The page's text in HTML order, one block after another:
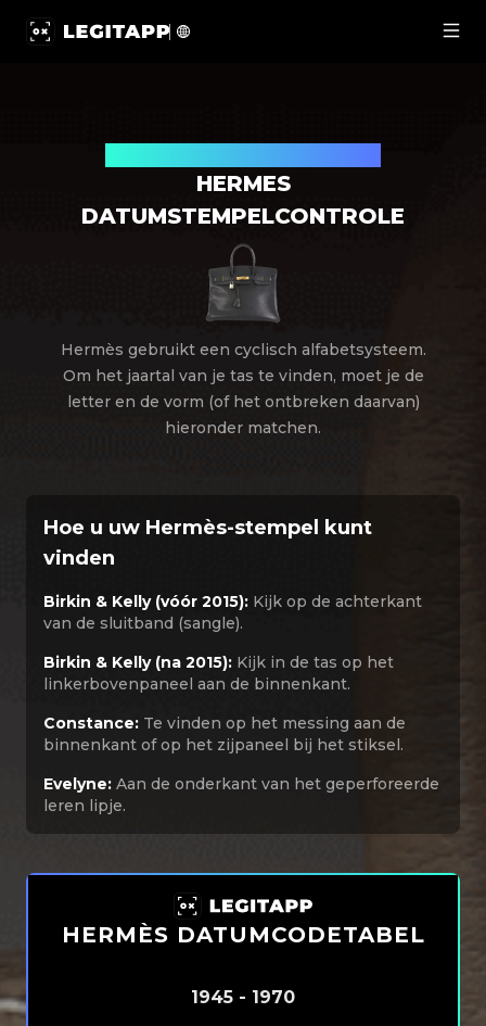
HERMES
DATUMSTEMPELCONTROLE
Hermès gebruikt een cyclisch alfabetsysteem.
Om het jaartal van je tas te vinden, moet je de
letter en de vorm (of het ontbreken daarvan)
hieronder matchen.
Hoe u uw Hermès-stempel kunt
vinden
Birkin & Kelly (vóór 2015): Kijk op de achterkant
van de sluitband (sangle).
Birkin & Kelly (na 2015): Kijk in de tas op het
linkerbovenpaneel aan de binnenkant.
Constance: Te vinden op het messing aan de
binnenkant of op het zijpaneel bij het stiksel.
Evelyne: Aan de onderkant van het geperforeerde
leren lipje.
HERMÈS DATUMCODETABEL
1945 - 1970